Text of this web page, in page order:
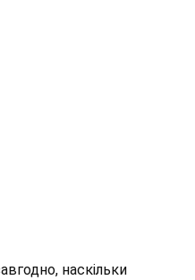
наскільки